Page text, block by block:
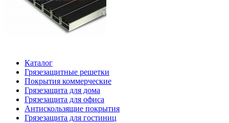
Каталог
Грязезащитные решетки
Покрытия коммерческие
Грязезащита для дома
Грязезащита для офиса
Антискользящие покрытия
Грязезащита для гостиниц